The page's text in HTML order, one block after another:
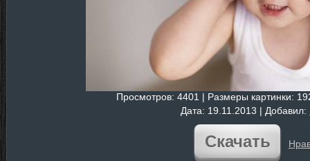
Просмотров: 4401 | Размеры картинки:
Дата: 19.11.2013 | Добавил:
Скачать